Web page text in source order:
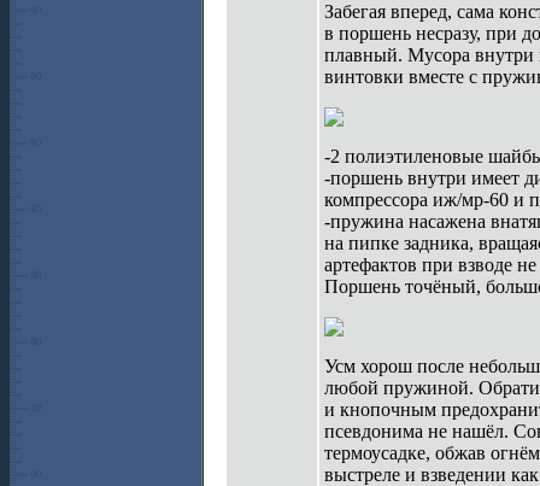
Забегая вперед, сама
в поршень несразу, при
плавный. Мусора внутри
винтовки вместе с
-2 полиэтиленовые
-поршень внутри имеет
компрессора иж/мр-60 и
-пружина насажена
на пипке задника,
артефактов при взводе
Поршень точёный,
Усм хорош после
любой пружиной.
и кнопочным
псевдонима не нашёл.
термоусадке, обжав
выстреле и взведении